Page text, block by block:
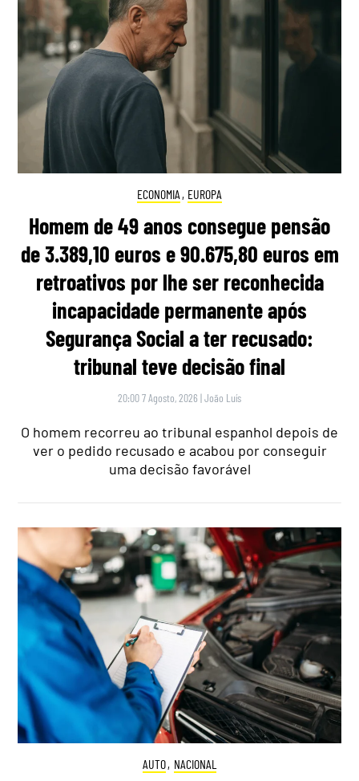
ECONOMIA , EUROPA
Homem de 49 anos consegue pensão
de 3.389,10 euros e 90.675,80 euros em
retroativos por lhe ser reconhecida
incapacidade permanente após
Segurança Social a ter recusado:
tribunal teve decisão final
20:00 7 Agosto, 2026 |João Luís
O homem recorreu ao tribunal espanhol depois de
ver o pedido recusado e acabou por conseguir
uma decisão favorável
AUTO, NACIONAL